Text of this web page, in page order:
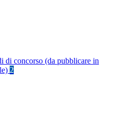
di concorso (da pubblicare in
2